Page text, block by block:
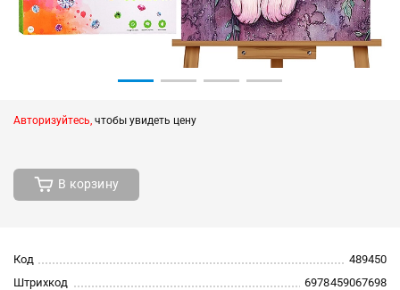
Авторизуйтесь, чтобы увидеть цену
В корзину
Код
489450
Штрихкод
6978459067698